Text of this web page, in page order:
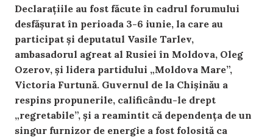
Declarațiile au fost făcute în cadrul forumului
desfășurat în perioada 3-6 iunie, la care au
participat și deputatul Vasile Tarlev,
ambasadorul agreat al Rusiei în Moldova, Oleg
Ozerov, și lidera partidului „Moldova Mare”,
Victoria Furtună. Guvernul de la Chișinău a
respins propunerile, calificându-le drept
„regretabile”, și a reamintit că dependența de un
singur furnizor de energie a fost folosită ca